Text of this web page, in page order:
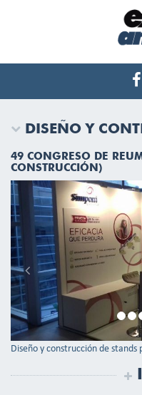
DISEÑO Y
49 CONGRESO DE
CONSTRUCCIÓN)
Previous
Diseño y construcción de stands